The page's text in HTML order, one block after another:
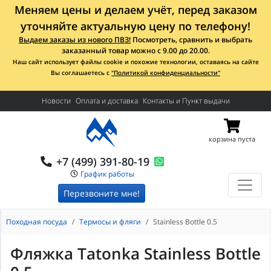
Меняем цены и делаем учёт, перед заказом
уточняйте актуальную цену по телефону!
Выдаем заказы из нового ПВЗ! Посмотреть, сравнить и выбрать
заказанный товар можно с 9.00 до 20.00.
Наш сайт использует файлы cookie и похожие технологии, оставаясь на сайте
Вы соглашаетесь с "Политикой конфиденциальности"
Новости Оплата и доставка Контакты и Пункт выдачи
+7 (499) 391-80-19
График работы
Перезвоните мне!
корзина пуста
Походная посуда Термосы и фляги Stainless Bottle 0.5
Фляжка Tatonka Stainless Bottle